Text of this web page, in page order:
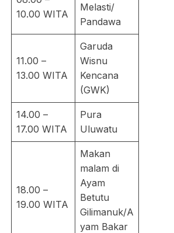
10.00 WITA
Melasti/
Pandawa
11.00 –
13.00 WITA
Garuda
Wisnu
Kencana
(GWK)
14.00 –
17.00 WITA
Pura
Uluwatu
18.00 –
19.00 WITA
Makan
malam di
Ayam
Betutu
Gilimanuk/A
yam Bakar